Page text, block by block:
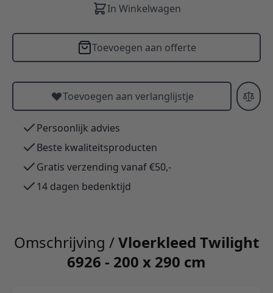
In Winkelwagen
Toevoegen aan offerte
Toevoegen aan verlanglijstje
Persoonlijk advies
Beste kwaliteitsproducten
Gratis verzending vanaf €50,-
14 dagen bedenktijd
Omschrijving /Vloerkleed Twilight
6926 - 200 x 290 cm